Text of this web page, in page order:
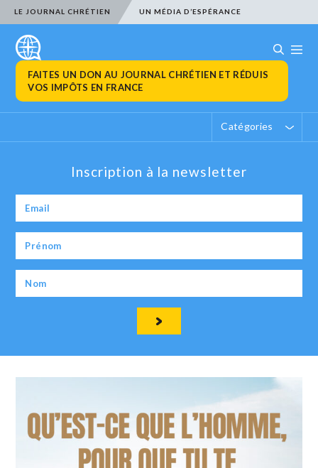
LE JOURNAL CHRÉTIEN UN MÉDIA D’ESPÉRANCE
FAITES UN DON AU JOURNAL CHRÉTIEN ET RÉDUIS
VOS IMPÔTS EN FRANCE
Catégories
Inscription à la newsletter